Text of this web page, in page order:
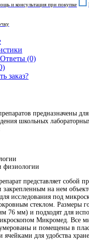
и консультация при покупке
(0)
заказ?
предназначены для
школьных
физиологии
представляет собой
на нем
исследования под
стеклом. Размеры
76 мм) и подходят для
Микромед. Все
и помещены в
для удобства